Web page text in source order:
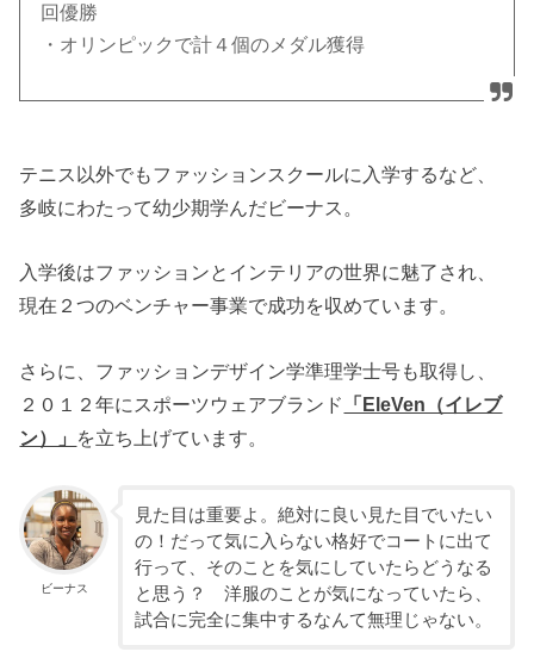
回優勝
・オリンピックで計４個のメダル獲得
テニス以外でもファッションスクールに入学するなど、
多岐にわたって幼少期学んだビーナス。
入学後はファッションとインテリアの世界に魅了され、
現在２つのベンチャー事業で成功を収めています。
さらに、ファッションデザイン学準理学士号も取得し、
２０１２年にスポーツウェアブランド
「EleVen（イレブ
ン）」 を立ち上げています。
ビーナス
見た目は重要よ。絶対に良い見た目でいたい
の！だって気に入らない格好でコートに出て
行って、そのことを気にしていたらどうなる
と思う？ 洋服のことが気になっていたら、
試合に完全に集中するなんて無理じゃない。